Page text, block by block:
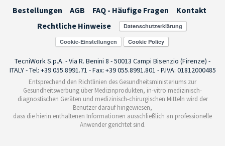
Bestellungen
AGB FAQ - Häufige Fragen
Kontakt
Rechtliche Hinweise
Cookie-Einstellungen
TecniWork S.p.A. - Via R. Benini 8 - 50013 Campi Bisenzio (Firenze) -
ITALY - Tel: +39 055.8991.71 - Fax: +39 055.8991.801 - P.IVA: 01812000485
Entsprechend den Richtlinien des Gesundheitsministeriums zur
Gesundheitswerbung über Medizinprodukten, in-vitro medizinisch-
diagnostischen Geräten und medizinisch-chirurgischen Mitteln wird der
Benutzer darauf hingewiesen,
dass die hierin enthaltenen Informationen ausschließlich an professionelle
Anwender gerichtet sind.